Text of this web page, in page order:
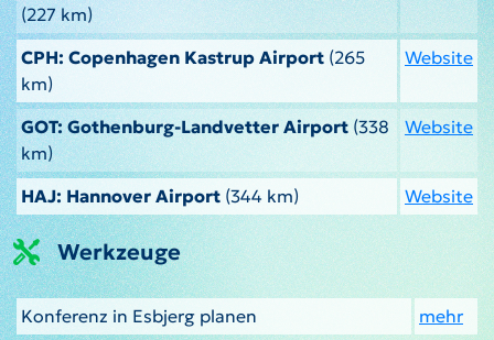
(227 km)
CPH: Copenhagen Kastrup Airport (265
km)
Website
GOT: Gothenburg-Landvetter Airport(338
km)
Website
HAJ: Hannover Airport (344 km) Website
Werkzeuge
Konferenz in Esbjerg planen
mehr